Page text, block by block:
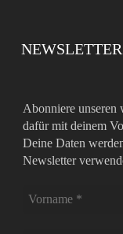
NEWSLETTER
Abonniere unseren
dafür mit deinem
Deine Daten
Newsletter